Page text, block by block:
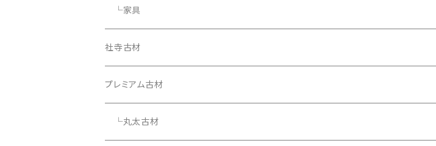
└家具
社寺古材
プレミアム古材
└丸太古材